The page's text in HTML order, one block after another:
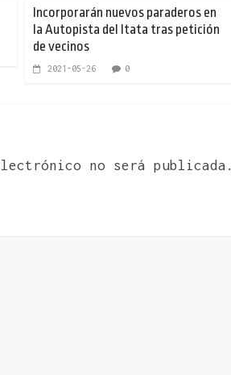
Incorporarán nuevos paraderos en
la Autopista del Itata tras petición
de vecinos
2021-05-26 0
no será publicada.